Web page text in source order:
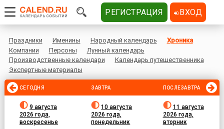
Праздники Именины Народный календарь
Хроника
Компании
Персоны
Лунный календарь
Производственные календари
Календарь путешественника
Экспертные материалы
СЕГОДНЯ
9 августа
2026 года,
воскресенье
ЗАВТРА
10 августа
2026 года,
понедельник
ПОСЛЕЗАВТРА
11 августа
2026 года,
вторник
РЕГИСТРАЦИЯ ВХОД